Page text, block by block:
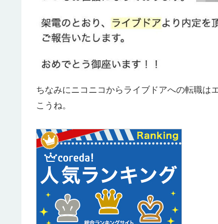
ちなみにニコニコからライブドアへの転職は
こうね。